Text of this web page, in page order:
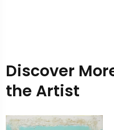
Discover
the Artist